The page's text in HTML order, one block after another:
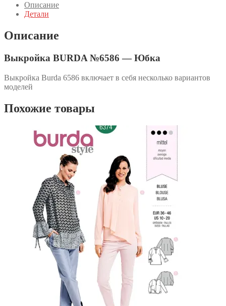
Описание
Детали
Описание
Выкройка BURDA №6586 — Юбка
Выкройка Burda 6586 включает в себя несколько вариантов
моделей
Похожие товары